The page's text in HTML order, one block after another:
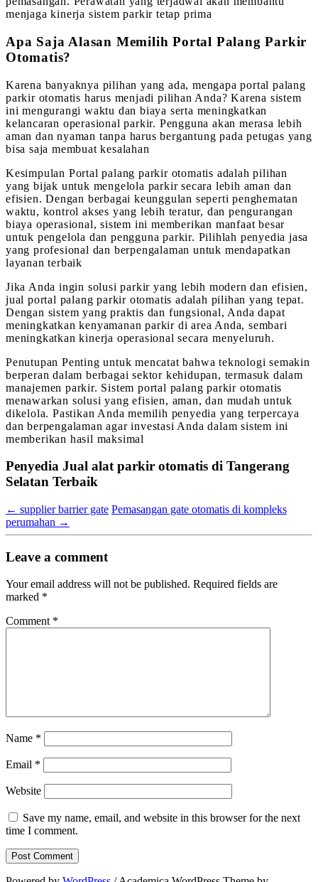
menjaga kinerja sistem parkir tetap prima
Apa Saja Alasan Memilih Portal Palang Parkir
Otomatis?
Karena banyaknya pilihan yang ada, mengapa portal palang
parkir otomatis harus menjadi pilihan Anda? Karena sistem
ini mengurangi waktu dan biaya serta meningkatkan
kelancaran operasional parkir. Pengguna akan merasa lebih
aman dan nyaman tanpa harus bergantung pada petugas yang
bisa saja membuat kesalahan
Kesimpulan Portal palang parkir otomatis adalah pilihan
yang bijak untuk mengelola parkir secara lebih aman dan
efisien. Dengan berbagai keunggulan seperti penghematan
waktu, kontrol akses yang lebih teratur, dan pengurangan
biaya operasional, sistem ini memberikan manfaat besar
untuk pengelola dan pengguna parkir. Pilihlah penyedia jasa
yang profesional dan berpengalaman untuk mendapatkan
layanan terbaik
Jika Anda ingin solusi parkir yang lebih modern dan efisien,
jual portal palang parkir otomatis adalah pilihan yang tepat.
Dengan sistem yang praktis dan fungsional, Anda dapat
meningkatkan kenyamanan parkir di area Anda, sembari
meningkatkan kinerja operasional secara menyeluruh.
Penutupan Penting untuk mencatat bahwa teknologi semakin
berperan dalam berbagai sektor kehidupan, termasuk dalam
manajemen parkir. Sistem portal palang parkir otomatis
menawarkan solusi yang efisien, aman, dan mudah untuk
dikelola. Pastikan Anda memilih penyedia yang terpercaya
dan berpengalaman agar investasi Anda dalam sistem ini
memberikan hasil maksimal
Penyedia Jual alat parkir otomatis di Tangerang
Selatan Terbaik
← supplier barrier gate Pemasangan gate otomatis di kompleks
perumahan →
Leave a comment
Your email address will not be published. Required fields are
marked *
Comment *
Name *
Email *
Website
Save my name, email, and website in this browser for the next
time I comment.